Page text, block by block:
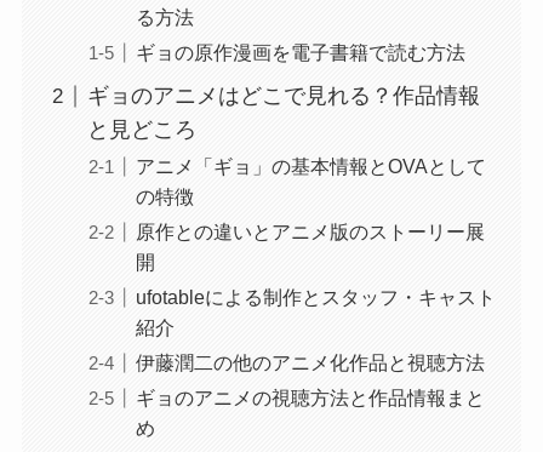
る方法
ギョの原作漫画を電子書籍で読む方法
ギョのアニメはどこで見れる？作品情報
と見どころ
アニメ「ギョ」の基本情報とOVAとして
の特徴
原作との違いとアニメ版のストーリー展
開
ufotableによる制作とスタッフ・キャスト
紹介
伊藤潤二の他のアニメ化作品と視聴方法
ギョのアニメの視聴方法と作品情報まと
め